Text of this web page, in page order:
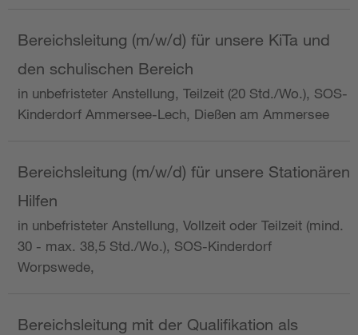
Bereichsleitung (m/w/d) für unsere KiTa und
den schulischen Bereich
in unbefristeter Anstellung, Teilzeit (20 Std./Wo.), SOS-
Kinderdorf Ammersee-Lech, Dießen am Ammersee
Bereichsleitung (m/w/d) für unsere Stationären
Hilfen
in unbefristeter Anstellung, Vollzeit oder Teilzeit (mind.
30 - max. 38,5 Std./Wo.), SOS-Kinderdorf
Worpswede,
Bereichsleitung mit der Qualifikation als